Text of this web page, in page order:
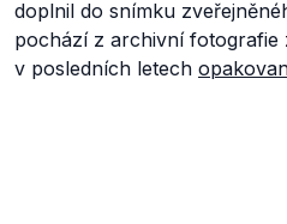
doplnil do snímku
pochází z archivní fotografie
v posledních letech